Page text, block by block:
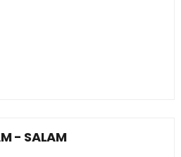
- SALAM